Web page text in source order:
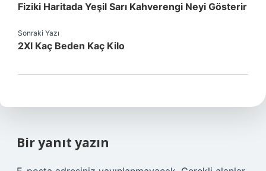
Fiziki Haritada Yeşil Sarı Kahverengi Neyi Gösterir
Sonraki Yazı
2Xl Kaç Beden Kaç Kilo
Bir yanıt yazın